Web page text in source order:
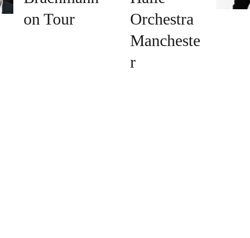
on Tour
Orchestra
Mancheste
r
erhält das Bundesverdienstkreuz am
in Bayreuth